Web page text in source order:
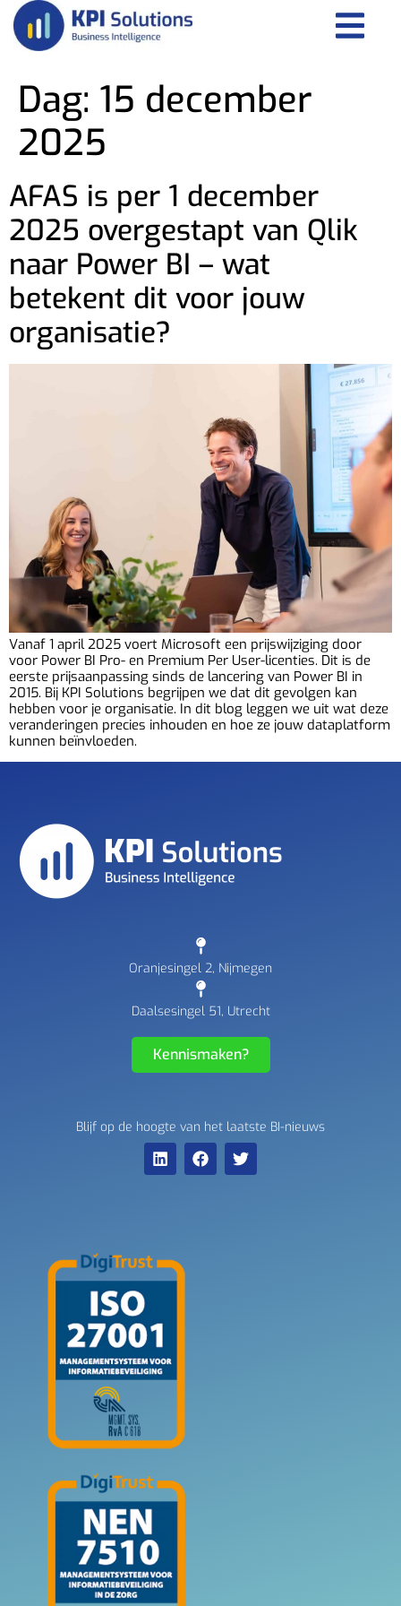
Dag: 15 december
2025
AFAS is per 1 december
2025 overgestapt van Qlik
naar Power BI – wat
betekent dit voor jouw
organisatie?
Vanaf 1 april 2025 voert Microsoft een prijswijziging door
voor Power BI Pro- en Premium Per User-licenties. Dit is de
eerste prijsaanpassing sinds de lancering van Power BI in
2015. Bij KPI Solutions begrijpen we dat dit gevolgen kan
hebben voor je organisatie. In dit blog leggen we uit wat deze
veranderingen precies inhouden en hoe ze jouw dataplatform
kunnen beïnvloeden.
Oranjesingel 2, Nijmegen
Daalsesingel 51, Utrecht
Kennismaken?
Blijf op de hoogte van het laatste BI-nieuws